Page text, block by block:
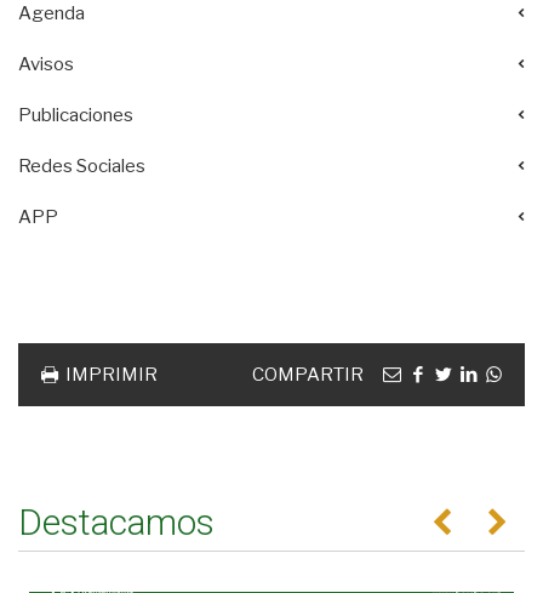
Agenda
Avisos
Publicaciones
Redes Sociales
APP
IMPRIMIR COMPARTIR Emailfacebook
twitterlinkedin
Destacamos Anterior